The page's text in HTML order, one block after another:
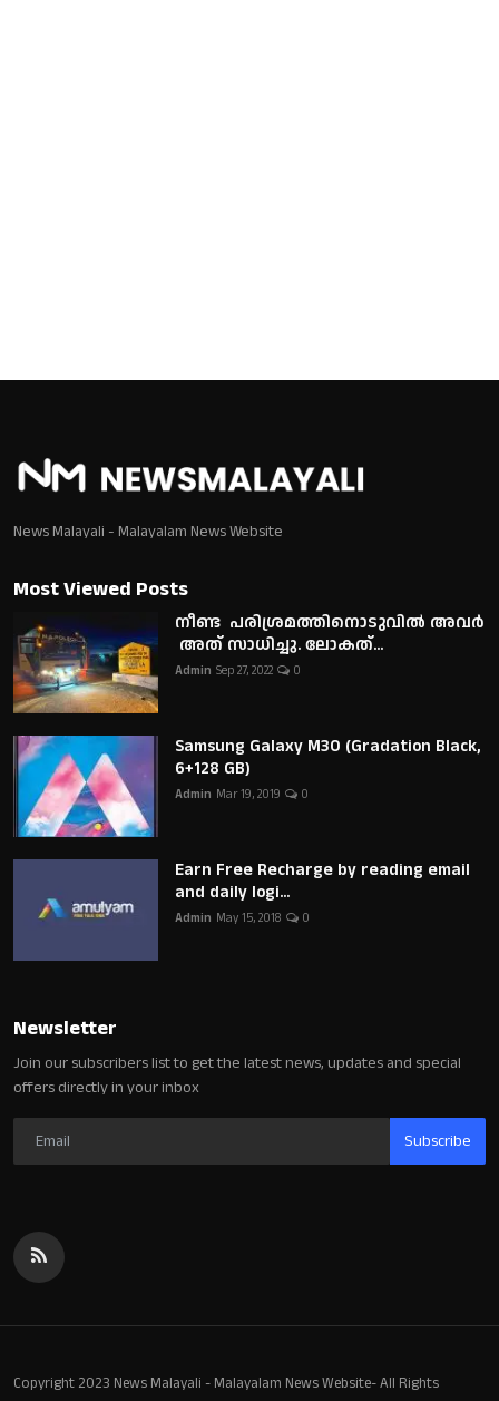
News Malayali - Malayalam News Website
Most Viewed Posts
നീണ്ട പരിശ്രമത്തിനൊടുവിൽ അവർ
അത് സാധിച്ചു. ലോകത്...
Admin Sep 27, 2022 0
Samsung Galaxy M30 (Gradation Black,
6+128 GB)
Admin Mar 19, 2019 0
Earn Free Recharge by reading email
and daily logi...
Admin May 15, 2018 0
Newsletter
Join our subscribers list to get the latest news, updates and special
offers directly in your inbox
Subscribe
Copyright 2023 News Malayali - Malayalam News Website- All Rights